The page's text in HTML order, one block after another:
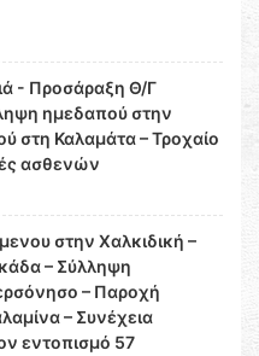
- Προσάραξη Θ/Γ
ημεδαπού στην
στη Καλαμάτα – Τροχαίο
ασθενών
στην Χαλκιδική –
– Σύλληψη
– Παροχή
– Συνέχεια
εντοπισμό 57